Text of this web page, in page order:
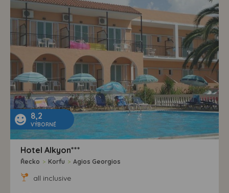
8,2
VÝBORNÉ
Hotel Alkyon***
Řecko > Korfu > Agios Georgios
all inclusive